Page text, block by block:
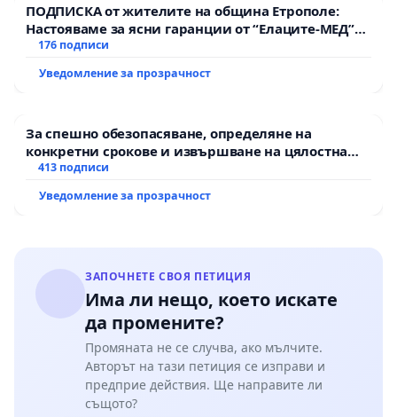
ПОДПИСКА от жителите на община Етрополе:
Настояваме за ясни гаранции от “Елаците-МЕД”
АД и от държавата, че ще се изпълнят всички
176 подписи
Уведомление за прозрачност
За спешно обезопасяване, определяне на
конкретни срокове и извършване на цялостна
рехабилитация на републиканския път между
Мирово - к.к. Момин проход
413 подписи
Уведомление за прозрачност
ЗАПОЧНЕТЕ СВОЯ ПЕТИЦИЯ
Има ли нещо, което искате
да промените?
Промяната не се случва, ако мълчите.
Авторът на тази петиция се изправи и
предприе действия. Ще направите ли
същото?